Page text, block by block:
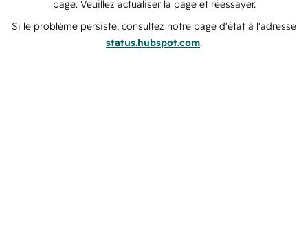
page. Veuillez actualiser la page et réessayer.
Si le problème persiste, consultez notre page d'état à l'adresse
status.hubspot.com.